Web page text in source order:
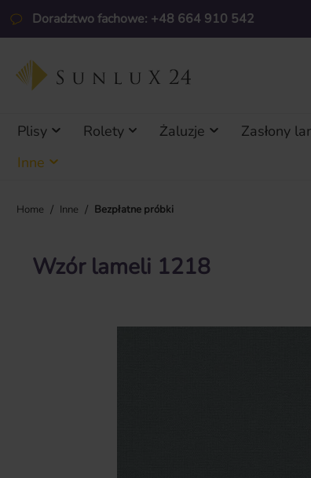
do głównej zawartości
Przejdź do wyszukiwania
Przejdź do głównej nawigacji
Doradztwo fachowe: +48 664 910 542
Plisy Rolety Żaluzje Zasłony
Inne
Home / Inne / Bezpłatne próbki
Wzór lameli 1218